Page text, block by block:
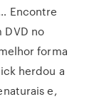
Encontre
DVD no
forma
herdou a
e,